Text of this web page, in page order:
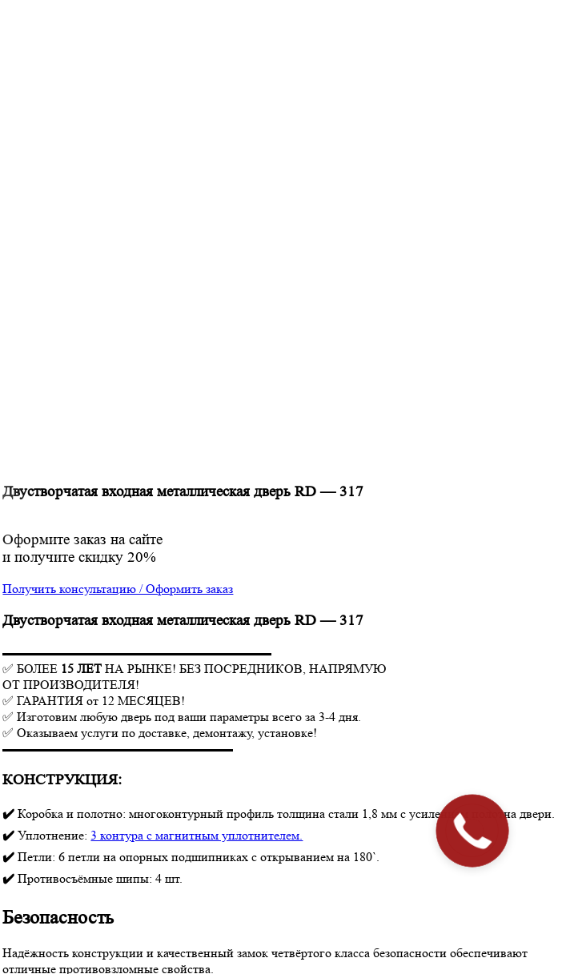
Двустворчатая входная металлическая дверь RD — 317
Двустворчатая входная металлическая дверь RD — 317
▬▬▬▬▬▬▬▬▬▬▬▬▬▬▬▬▬▬▬▬▬
✅ БОЛЕЕ 15 ЛЕТ НА РЫНКЕ! БЕЗ ПОСРЕДНИКОВ, НАПРЯМУЮ
ОТ ПРОИЗВОДИТЕЛЯ!
✅ ГАРАНТИЯ от 12 МЕСЯЦЕВ!
✅ Изготовим любую дверь под ваши параметры всего за 3-4 дня.
✅ Оказываем услуги по доставке, демонтажу, установке!
▬▬▬▬▬▬▬▬▬▬▬▬▬▬▬▬▬▬
КОНСТРУКЦИЯ:
✔️Коробка и полотно: многоконтурный профиль толщина стали 1,8 мм с усилением полотна двери.
✔️Уплотнение:3 контура с магнитным уплотнителем.
✔️Петли: 6 петли на опорных подшипниках с открыванием на 180`.
✔️Противосъёмные шипы: 4 шт.
Безопасность
Надёжность конструкции и качественный замок четвёртого класса безопасности обеспечивают
отличные противовзломные свойства.
Оформите заказ на сайте
и получите скидку 20%
Получить консультацию / Оформить заказ
Закажите
звонок!